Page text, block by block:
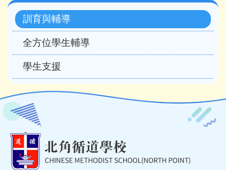
Main
navigation
訓育與輔導
全方位學生輔導
學生支援